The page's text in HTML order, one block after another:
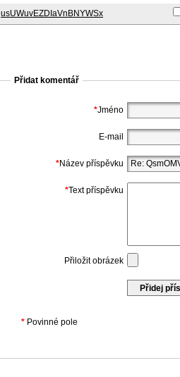
usUWuvEZDIaVnBNYWSx
Přidat komentář
*Jméno
E-mail
*Název příspěvku
*Text příspěvku
Přiložit obrázek
* Povinné pole